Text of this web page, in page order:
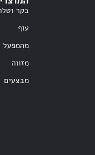
בקר
עוף
מהמפעל
מזווה
מבצעים